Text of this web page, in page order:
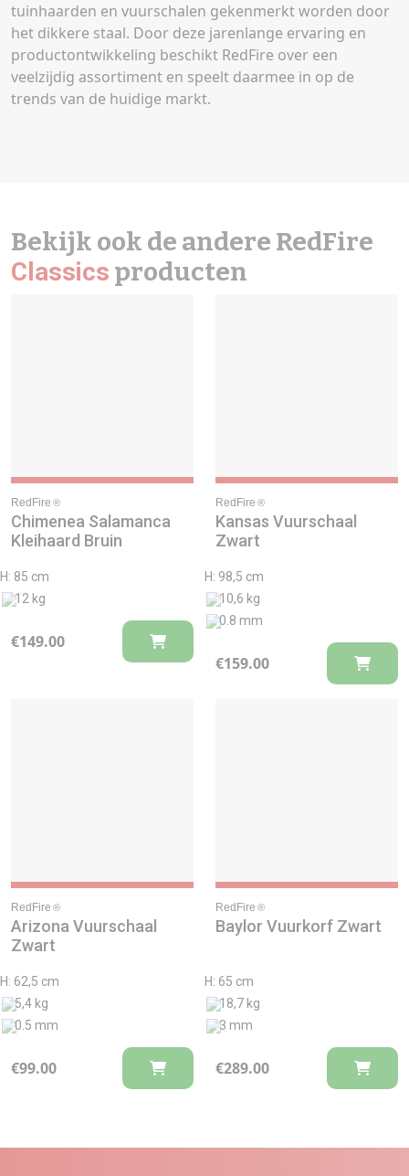
tuinhaarden en vuurschalen gekenmerkt worden door
het dikkere staal. Door deze jarenlange ervaring en
productontwikkeling beschikt RedFire over een
veelzijdig assortiment en speelt daarmee in op de
trends van de huidige markt.
Bekijk ook de andere RedFire
Classics producten
RedFire ®
Chimenea Salamanca
Kleihaard Bruin
85 cm
12 kg
€149.00
RedFire ®
Kansas Vuurschaal
Zwart
H: 98,5 cm
10,6 kg
0.8 mm
€159.00
RedFire ®
Arizona Vuurschaal
Zwart
62,5 cm
5,4 kg
0.5 mm
€99.00
RedFire ®
Baylor Vuurkorf Zwart
H: 65 cm
18,7 kg
3 mm
€289.00